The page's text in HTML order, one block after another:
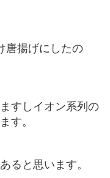
唐揚げにしたの
すしイオン系列の
す。
ると思います。